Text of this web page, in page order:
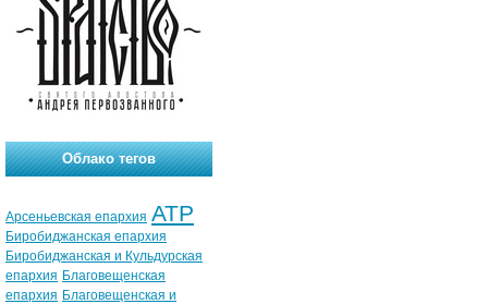
Облако тегов
Арсеньевская епархия АТР
Биробиджанская епархия
Биробиджанская и Кульдурская
епархия Благовещенская
епархия Благовещенская и